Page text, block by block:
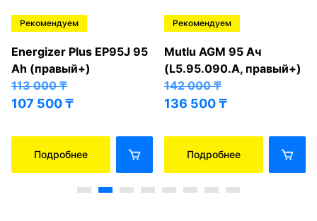
Рекомендуем
Energizer Plus EP95J 95
Ah (правый+)
113 000₸
107 500₸
Подробнее
Рекомендуем
Mutlu AGM 95 Ач
(L5.95.090.A, правый+)
142 000₸
136 500₸
Подробнее